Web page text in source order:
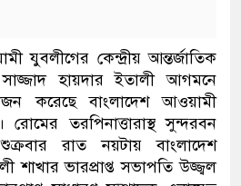
যুবলীগের কেন্দ্রীয় আন্তর্জাতিক
হায়দার ইতালী আগম‌নে
ক‌রে‌ছে বাংলা‌দেশ আওয়ামী
তর‌পিনাত্তারাস্থ সুন্দরবন
রাত নয়টায় বাংলাদেশ
ভারপ্রাপ্ত সভাপতি উজ্জ্বল